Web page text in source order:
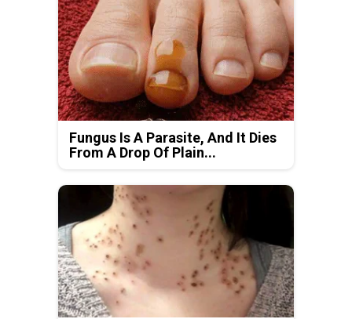
Fungus Is A Parasite, And It Dies
From A Drop Of Plain...